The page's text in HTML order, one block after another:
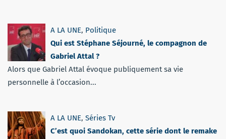
A LA UNE, Politique
Qui est Stéphane Séjourné, le compagnon de
Gabriel Attal ?
Alors que Gabriel Attal évoque publiquement sa vie
personnelle à l’occasion...
A LA UNE, Séries Tv
C’est quoi Sandokan, cette série dont le remake